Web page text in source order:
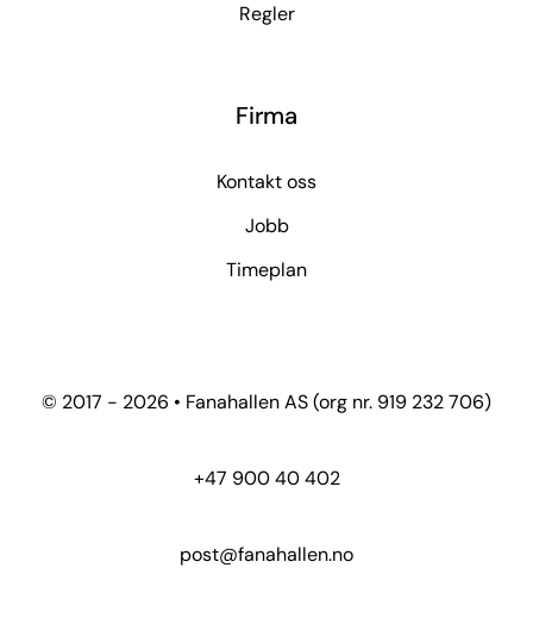
Regler
Firma
Kontakt oss
Jobb
Timeplan
© 2017 - 2026 • Fanahallen AS (org nr. 919 232 706)
+47 900 40 402
post@fanahallen.no